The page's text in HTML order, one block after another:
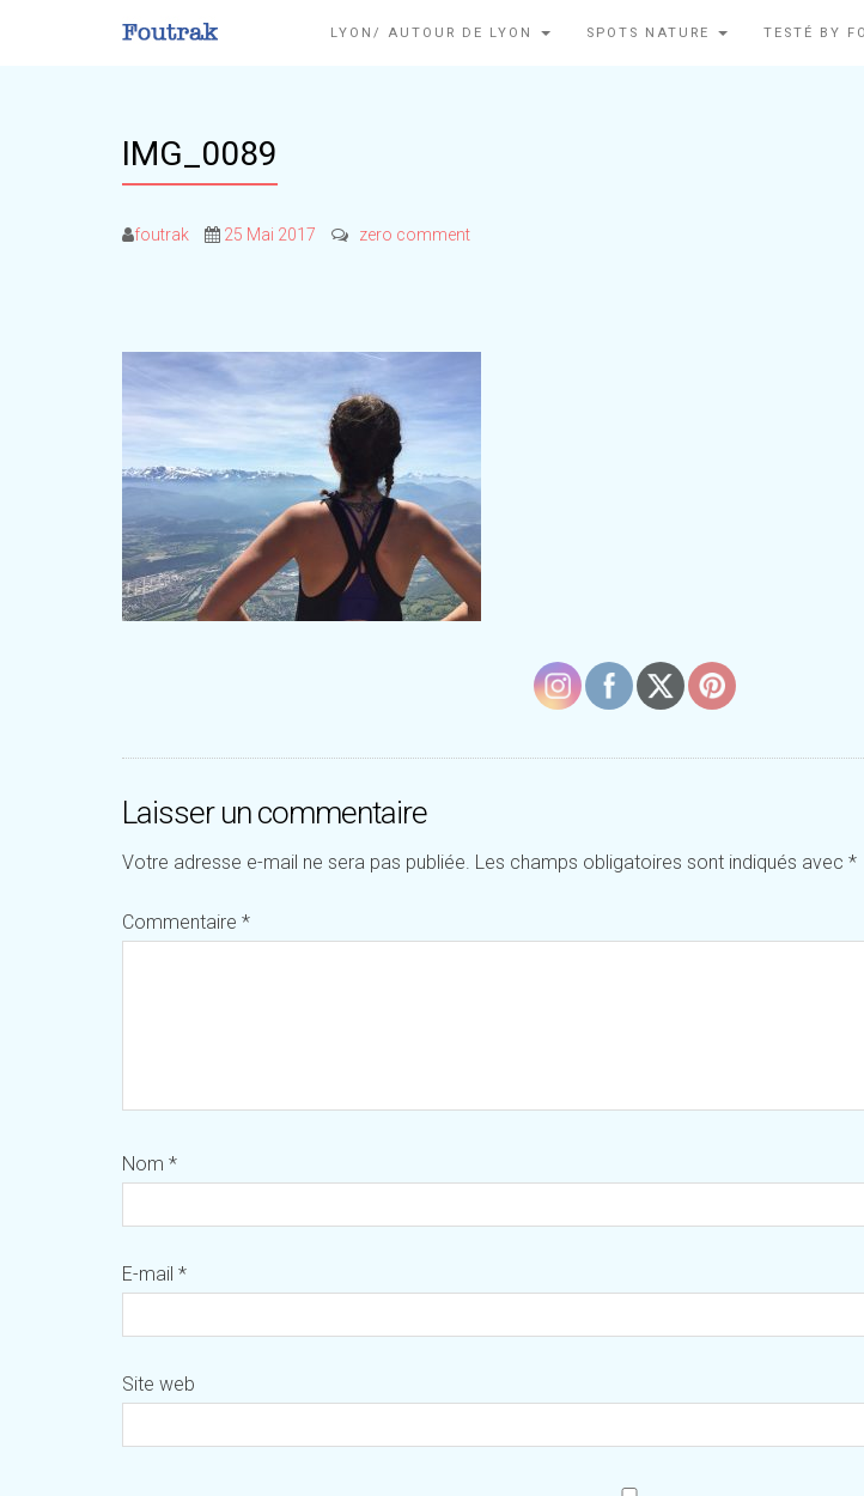
LYON/ AUTOUR DE LYON SPOTS NATURE TESTÉ BY
IMG_0089
foutrak 25 Mai 2017 zero comment
Laisser un commentaire
Votre adresse e-mail ne sera pas publiée. Les champs obligatoires sont indiqués avec *
Commentaire *
Nom *
E-mail *
Site web